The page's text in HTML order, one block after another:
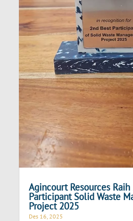
Agincourt Resources
Participant Solid Waste
Project 2025
Des 16, 2025